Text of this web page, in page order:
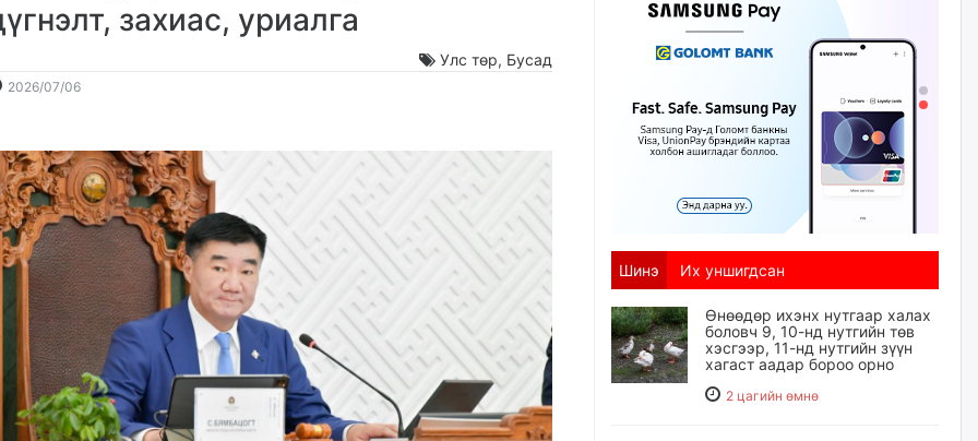
захиас, уриалга
Улс төр, Бусад
2026/07/062026-
09:52:24
2026-
13:56:15
Шинэ Их уншигдсан
Өнөөдөр ихэнх нутгаар халах
боловч 9, 10-нд нутгийн төв
хэсгээр, 11-нд нутгийн зүүн
хагаст аадар бороо орно
2 цагийн өмнө